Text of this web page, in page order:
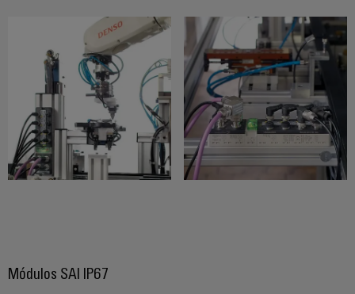
Configurador
Weidmüller
Ingeniería
digital
avanzada:
intuitiva,
sencilla y
Módulos SAI IP67